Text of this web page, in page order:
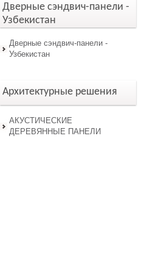
Дверные сэндвич-панели -
Узбекистан
Дверные сэндвич-панели -
Узбекистан
Архитектурные решения
АКУСТИЧЕСКИЕ
ДЕРЕВЯННЫЕ ПАНЕЛИ